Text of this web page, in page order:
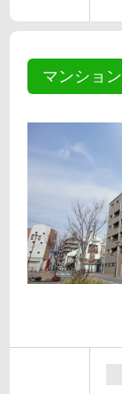
マンション